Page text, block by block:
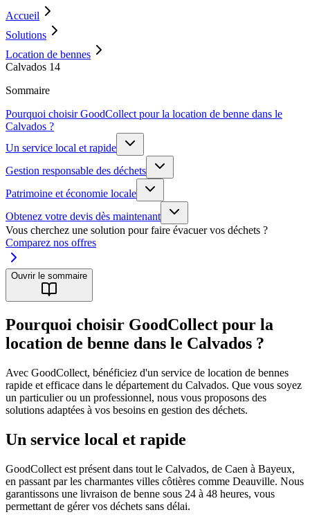
Accueil
Solutions
Location de bennes
Calvados 14
Sommaire
Pourquoi choisir GoodCollect pour la location de benne dans le
Calvados ?
Un service local et rapide
Gestion responsable des déchets
Patrimoine et économie locale
Obtenez votre devis dès maintenant
Vous cherchez une solution pour faire évacuer vos déchets ?
Comparez nos offres
Ouvrir le sommaire
Pourquoi choisir GoodCollect pour la
location de benne dans le Calvados ?
Avec GoodCollect, bénéficiez d'un service de location de bennes
rapide et efficace dans le département du Calvados. Que vous soyez
un particulier ou un professionnel, nous vous proposons des
solutions adaptées à vos besoins en gestion des déchets.
Un service local et rapide
GoodCollect est présent dans tout le Calvados, de Caen à Bayeux,
en passant par les charmantes villes côtières comme Deauville. Nous
garantissons une livraison de benne sous 24 à 48 heures, vous
permettant de gérer vos déchets sans délai.